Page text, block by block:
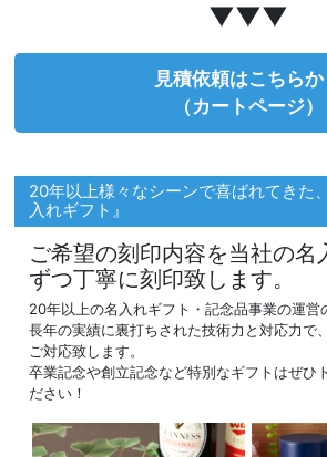
▼▼▼
見積依頼はこちらか
（カートページ）
20年以上様々なシーンで喜ばれてきた
入れギフト』
ご希望の刻印内容を当社の名
ずつ丁寧に刻印致します。
20年以上の名入れギフト・記念品事業の運営
長年の実績に裏打ちされた技術力と対応力で
ご対応致します。
卒業記念や創立記念など特別なギフトはぜひ
ださい！